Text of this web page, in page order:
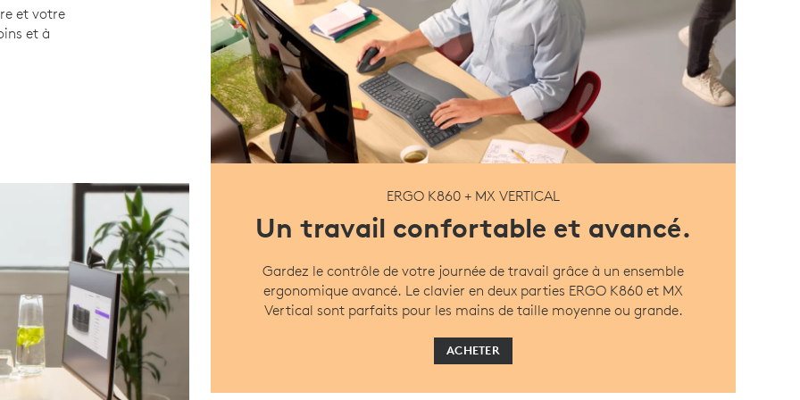
et votre
et à
ERGO K860 + MX VERTICAL
Un travail confortable et avancé.
Gardez le contrôle de votre journée de travail grâce à un ensemble
ergonomique avancé. Le clavier en deux parties ERGO K860 et MX
Vertical sont parfaits pour les mains de taille moyenne ou grande.
ACHETER